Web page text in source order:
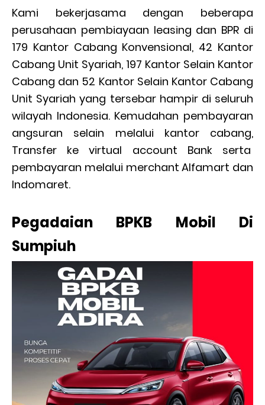
Kami bekerjasama dengan beberapa
perusahaan pembiayaan leasing dan BPR di
179 Kantor Cabang Konvensional, 42 Kantor
Cabang Unit Syariah, 197 Kantor Selain Kantor
Cabang dan 52 Kantor Selain Kantor Cabang
Unit Syariah yang tersebar hampir di seluruh
wilayah Indonesia. Kemudahan pembayaran
angsuran selain melalui kantor cabang,
Transfer ke virtual account Bank serta
pembayaran melalui merchant Alfamart dan
Indomaret.
Pegadaian BPKB Mobil Di
Sumpiuh